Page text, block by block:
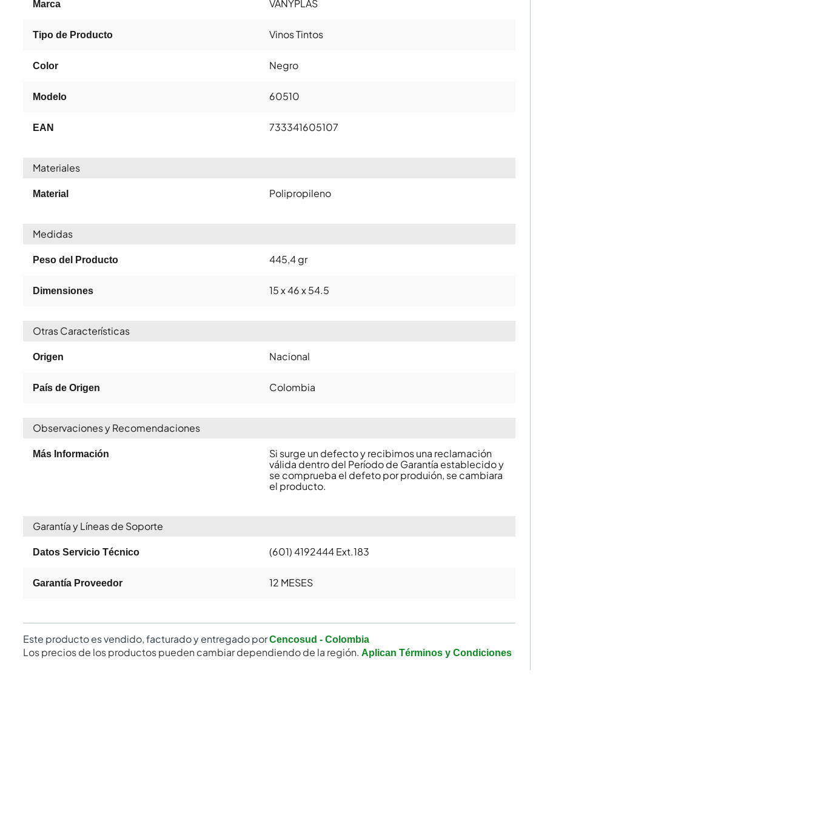
Marca VANYPLAS
Tipo de Producto Vinos Tintos
Color Negro
Modelo 60510
EAN 733341605107
Materiales
Material Polipropileno
Medidas
Peso del Producto 445,4 gr
Dimensiones 15 x 46 x 54.5
Otras Características
Origen Nacional
País de Origen Colombia
Observaciones y Recomendaciones
Más Información
Si surge un defecto y recibimos una reclamación
válida dentro del Período de Garantía establecido y
se comprueba el defeto por produión, se cambiara
el producto.
Garantía y Líneas de Soporte
Datos Servicio Técnico (601) 4192444 Ext.183
Garantía Proveedor 12 MESES
Este producto es vendido, facturado y entregado porCencosud - Colombia
Los precios de los productos pueden cambiar dependiendo de la región. Aplican Términos y Condiciones